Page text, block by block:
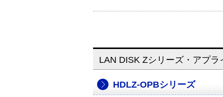
LAN DISK Zシリーズ・アプ
HDLZ-OPBシリーズ